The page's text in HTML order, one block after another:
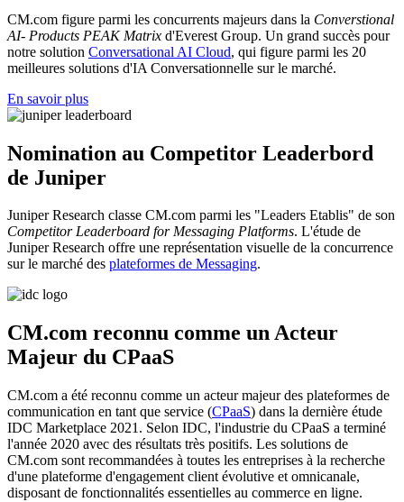
CM.com figure parmi les concurrents majeurs dans la Converstional
AI- Products PEAK Matrix d'Everest Group. Un grand succès pour
notre solution Conversational AI Cloud, qui figure parmi les 20
meilleures solutions d'IA Conversationnelle sur le marché.
En savoir plus
Nomination au Competitor Leaderbord
de Juniper
Juniper Research classe CM.com parmi les "Leaders Etablis" de son
Competitor Leaderboard for Messaging Platforms. L'étude de
Juniper Research offre une représentation visuelle de la concurrence
sur le marché des plateformes de Messaging.
CM.com reconnu comme un Acteur
Majeur du CPaaS
CM.com a été reconnu comme un acteur majeur des plateformes de
communication en tant que service (CPaaS) dans la dernière étude
IDC Marketplace 2021. Selon IDC, l'industrie du CPaaS a terminé
l'année 2020 avec des résultats très positifs. Les solutions de
CM.com sont recommandées à toutes les entreprises à la recherche
d'une plateforme d'engagement client évolutive et omnicanale,
disposant de fonctionnalités essentielles au commerce en ligne.